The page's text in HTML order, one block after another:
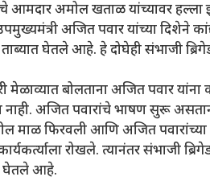
आमदार अमोल खताळ यांच्यावर हल्ला
अजित पवार यांच्या दिशेने
ताब्यात घेतले आहे. हे दोघेही संभाजी
मेळाव्यात बोलताना अजित पवार यांना
अजित पवारांचे भाषण सुरू
माळ फिरवली आणि अजित
रोखले. त्यानंतर संभाजी
घेतले आहे.